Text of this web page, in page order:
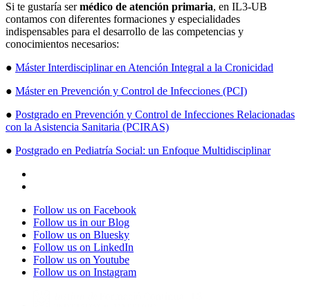
Si te gustaría sermédico de atención primaria, en IL3-UB
contamos con diferentes formaciones y especialidades
indispensables para el desarrollo de las competencias y
conocimientos necesarios:
● Máster Interdisciplinar en Atención Integral a la Cronicidad
● Máster en Prevención y Control de Infecciones (PCI)
● Postgrado en Prevención y Control de Infecciones Relacionadas
con la Asistencia Sanitaria (PCIRAS)
● Postgrado en Pediatría Social: un Enfoque Multidisciplinar
Follow us on Facebook
Follow us in our Blog
Follow us on Bluesky
Follow us on LinkedIn
Follow us on Youtube
Follow us on Instagram